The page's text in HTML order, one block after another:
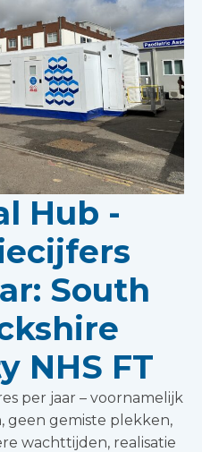
Hub -
South
NHS FT
per jaar – voornamelijk
geen gemiste plekken,
wachttijden, realisatie